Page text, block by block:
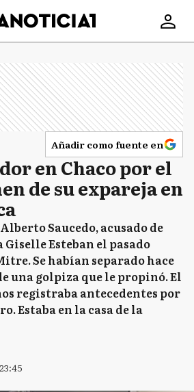
Añadir como fuente en
en Chaco por el
de su expareja en
Saucedo, acusado de
Esteban el pasado
Se habían separado hace
una golpiza que le propinó. El
registraba antecedentes por
Estaba en la casa de la